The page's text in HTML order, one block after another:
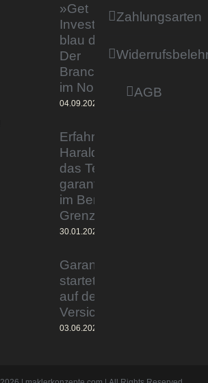
»Get
Invested by
blau direkt«:
Der
Branchentag
im Norden
04.09.2023
Erfahrener Experte
Harald Wesely stärkt
das Team von
garantiertmehrnetto.de
im Bereich
Grenzgänger
30.01.2024
Garantiertmehrnetto.de®
startet Vermittlerplattform
auf deutschem
Versicherungsmarkt
03.06.2023
Zahlungsarten
AGB